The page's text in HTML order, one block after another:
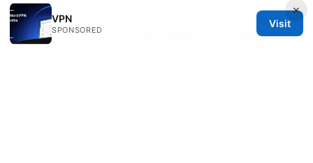
ultimate guide to privacy and security
申請 esim 遠傳：2025 最新完整教學與常見問題解答 全
×
VPN
SPONSORED
Visit